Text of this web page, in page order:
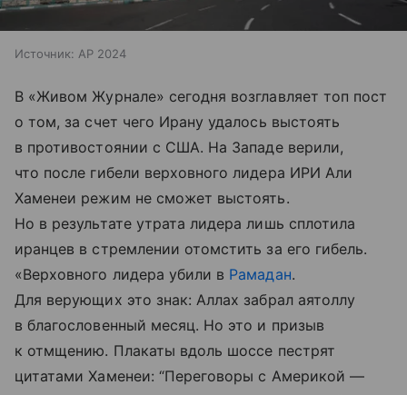
Источник: AP 2024
В «Живом Журнале» сегодня возглавляет топ пост
о том, за счет чего Ирану удалось выстоять
в противостоянии с США. На Западе верили,
что после гибели верховного лидера ИРИ Али
Хаменеи режим не сможет выстоять.
Но в результате утрата лидера лишь сплотила
иранцев в стремлении отомстить за его гибель.
«Верховного лидера убили в Рамадан.
Для верующих это знак: Аллах забрал аятоллу
в благословенный месяц. Но это и призыв
к отмщению. Плакаты вдоль шоссе пестрят
цитатами Хаменеи: “Переговоры с Америкой —